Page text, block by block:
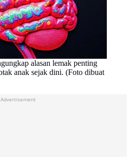
alasan lemak penting
anak sejak dini. (Foto dibuat
Advertisement